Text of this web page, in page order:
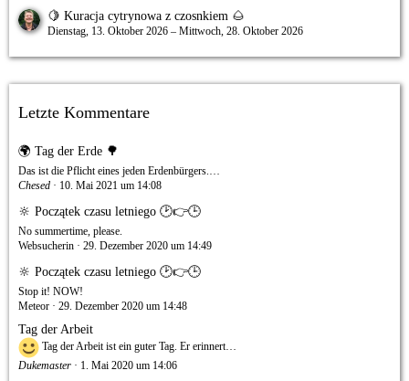
🍋 Kuracja cytrynowa z czosnkiem 🌰
Dienstag, 13. Oktober 2026 – Mittwoch, 28. Oktober 2026
Letzte Kommentare
🌍 Tag der Erde 🌳
Das ist die Pflicht eines jeden Erdenbürgers.…
Chesed
10. Mai 2021 um 14:08
🔆 Początek czasu letniego 🕑👉🕒
No summertime, please.
Websucherin
29. Dezember 2020 um 14:49
🔆 Początek czasu letniego 🕑👉🕒
Stop it! NOW!
Meteor
29. Dezember 2020 um 14:48
Tag der Arbeit
Tag der Arbeit ist ein guter Tag. Er erinnert…
Dukemaster
1. Mai 2020 um 14:06